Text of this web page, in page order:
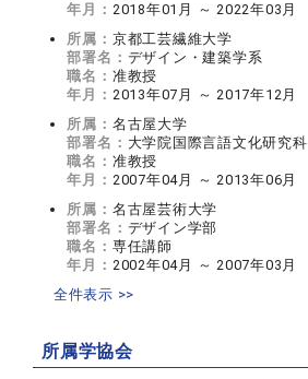
年月： 2018年01月 ～ 2022年03月
所属： 京都工芸繊維大学
部署名： デザイン・建築学系
職名： 准教授
年月： 2013年07月 ～ 2017年12月
所属： 名古屋大学
部署名： 大学院国際言語文化研究科
職名： 准教授
年月： 2007年04月 ～ 2013年06月
所属： 名古屋芸術大学
部署名： デザイン学部
職名： 専任講師
年月： 2002年04月 ～ 2007年03月
全件表示 >>
所属学協会